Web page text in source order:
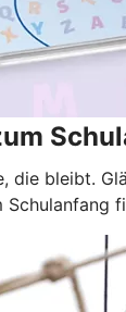
die bleibt.
Schulanfang